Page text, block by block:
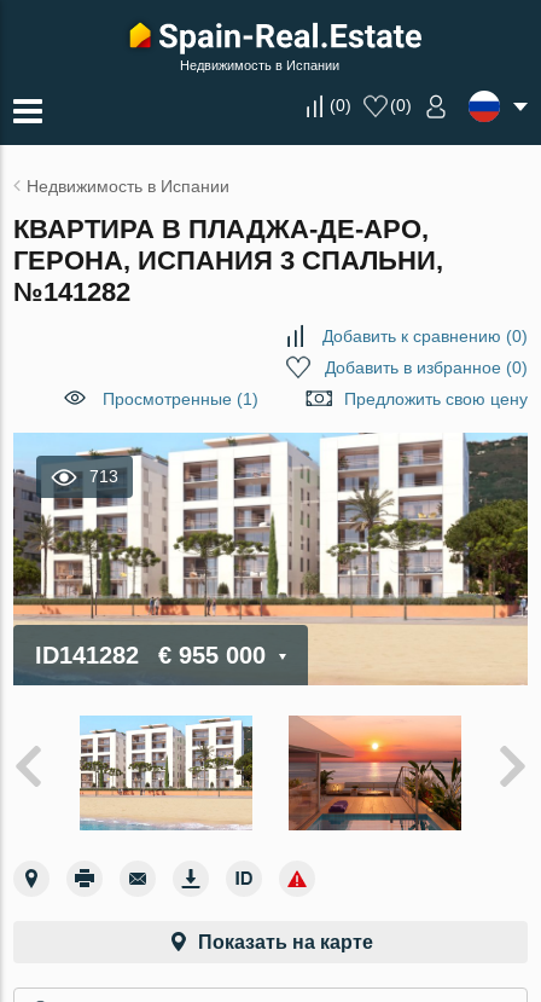
Недвижимость в Испании
(0) (0)
Недвижимость в Испании
КВАРТИРА В ПЛАДЖА-ДЕ-АРО,
ГЕРОНА, ИСПАНИЯ 3 СПАЛЬНИ,
№141282
Добавить к сравнению (0)
Добавить в избранное(0)
Просмотренные (1)
Предложить свою цену
713
ID141282 € 955 000
Показать на карте